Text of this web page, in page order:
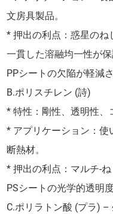
文房具製品。
* 押出の利点：惑星のね
一貫した溶融均一性が保
PPシートの欠陥が軽減
B.ポリスチレン (詩)
* 特性：剛性、透明性、
* アプリケーション：使
断熱材。
* 押出の利点：マルチ-ね
PSシートの光学的透明
C.ポリラトン酸 (プラ)